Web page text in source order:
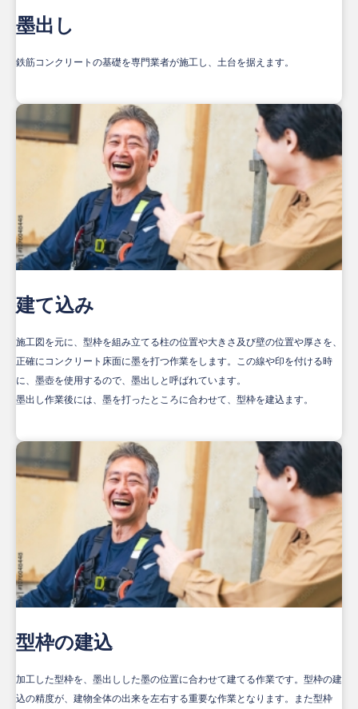
墨出し
鉄筋コンクリートの基礎を専門業者が施工し、土台を据えます。
建て込み
施工図を元に、型枠を組み立てる柱の位置や大きさ及び壁の位置や厚さを、
正確にコンクリート床面に墨を打つ作業をします。この線や印を付ける時
に、墨壺を使用するので、墨出しと呼ばれています。
墨出し作業後には、墨を打ったところに合わせて、型枠を建込ます。
型枠の建込
加工した型枠を、墨出しした墨の位置に合わせて建てる作業です。型枠の建
込の精度が、建物全体の出来を左右する重要な作業となります。また型枠